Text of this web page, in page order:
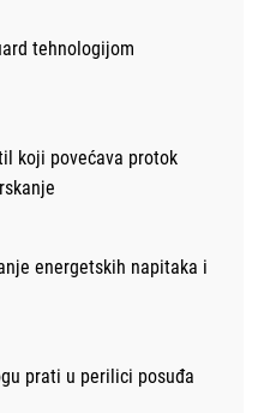
tehnologijom
koji povećava protok
energetskih napitaka i
prati u perilici posuđa